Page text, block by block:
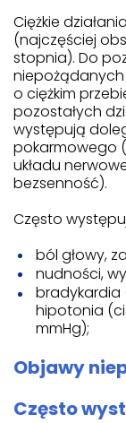
Ciężkie
(najczęściej
stopnia). Do
niepożądanych
o ciężkim
pozostałych
występują
pokarmowego
układu
bezsenność).
Często
ból głowy,
nudności,
bradykardia
hipotonia
mmHg);
Objawy
Często